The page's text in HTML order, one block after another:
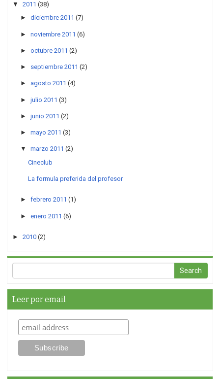
▼ 2011 (38)
► diciembre 2011 (7)
► noviembre 2011 (6)
► octubre 2011 (2)
► septiembre 2011 (2)
► agosto 2011 (4)
► julio 2011 (3)
► junio 2011 (2)
► mayo 2011 (3)
▼ marzo 2011 (2)
Cineclub
La formula preferida del profesor
► febrero 2011 (1)
► enero 2011 (6)
► 2010 (2)
Leer por email